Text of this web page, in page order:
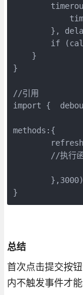
},
if
    }
}
//引用
import {
methods:{
}
总结
首次点击提交按
内不触发事件才